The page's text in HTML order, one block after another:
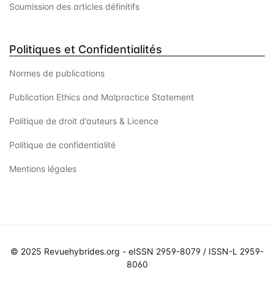
Soumission des articles définitifs
Politiques et Confidentialités
Normes de publications
Publication Ethics and Malpractice Statement
Politique de droit d’auteurs & Licence
Politique de confidentialité
Mentions légales
© 2025 Revuehybrides.org - eISSN 2959-8079 / ISSN-L 2959-
8060